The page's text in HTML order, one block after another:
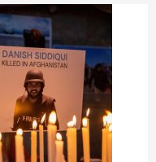
поддержку
Аравии в…